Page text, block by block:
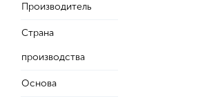
Производитель
Страна
производства
Основа